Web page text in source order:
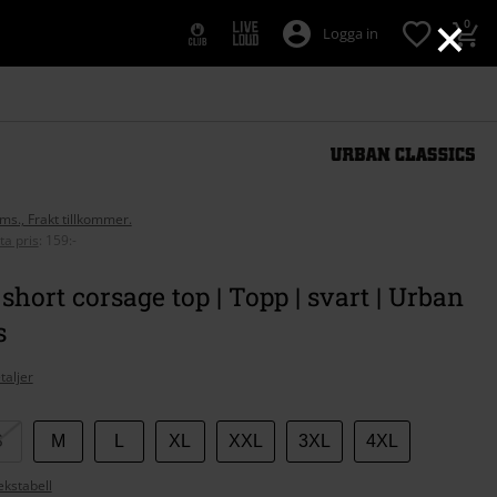
×
Logga in 0
Frakt tillkommer.
pris
159:-
short corsage top | Topp | svart | Urban
M XL XXL 3XL 4XL